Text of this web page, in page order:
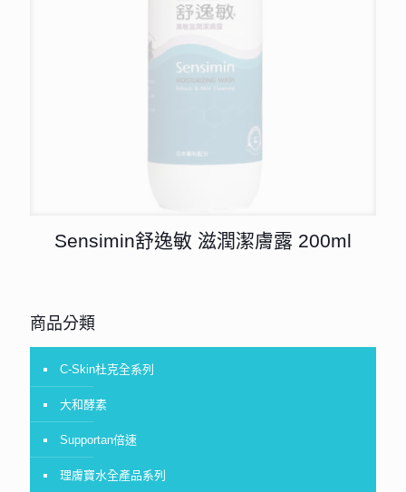
Sensimin舒逸敏 滋潤潔膚露 200ml
商品分類
C-Skin杜克全系列
大和酵素
Supportan倍速
理膚寶水全產品系列